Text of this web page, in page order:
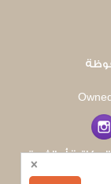
×
أو الفريق
أى اساءة أو